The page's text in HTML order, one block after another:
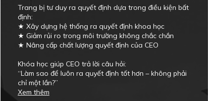
Trang bị tư duy ra quyết định dựa trong điều kiện bất
định:
★ Xây dựng hệ thống ra quyết định khoa học
★ Giảm rủi ro trong môi trường không chắc chắn
★ Nâng cấp chất lượng quyết định của CEO
Khóa học giúp CEO trả lời câu hỏi:
“Làm sao để luôn ra quyết định tốt hơn – không phải
chỉ một lần?”
Xem thêm